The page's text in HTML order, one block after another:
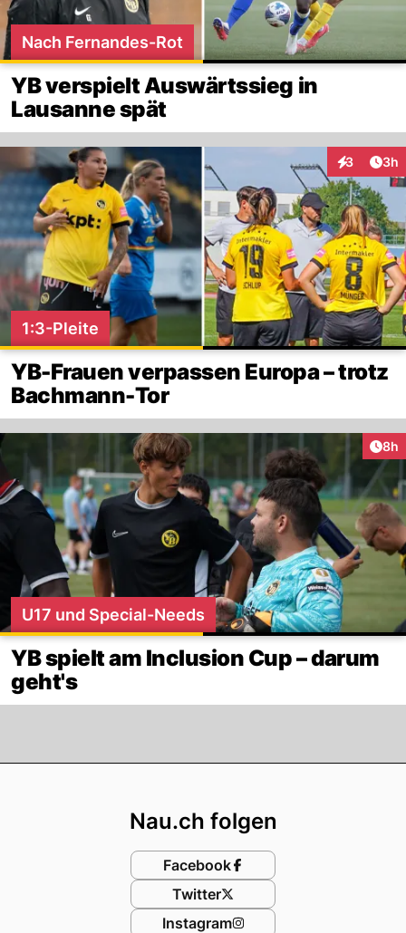
Nach Fernandes-Rot
YB verspielt Auswärtssieg in
Lausanne spät
3 3h
1:3-Pleite
YB-Frauen verpassen Europa – trotz
Bachmann-Tor
8h
U17 und Special-Needs
YB spielt am Inclusion Cup – darum
geht's
Nau.ch folgen
Facebook
Twitter
Instagram